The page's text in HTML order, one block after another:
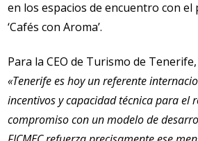
en los espacios de encuentro con el
‘Cafés con Aroma’.
Para la CEO de Turismo de
«Tenerife es hoy un referente
incentivos y capacidad técnica para el
compromiso con un modelo de